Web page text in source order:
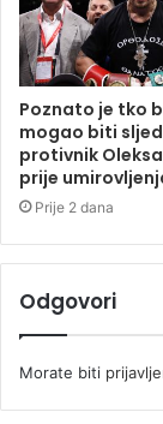
Poznato je tko
mogao biti
protivnik
prije
Prije 2 dana
Odgovori
Morate biti